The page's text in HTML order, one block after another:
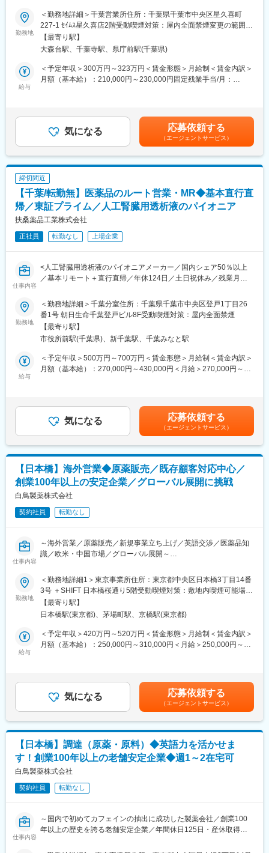
製造の主要工場として、治験薬製造から商業生産まで、医薬品に
関する様々な業務を受託しています。
幅広い剤形の医薬品製造が可能な設備・技術・ノウハウを有し、
アステナグループ各社のバリューチェーンを活かすことで、開発
変更の範囲：会社の定める業務
■職務内容：
担当エリアのお客様（個人宅や企業）へ訪問し、配置薬（お薬
箱）や健康食品の提案をお任せします。
※既に、取引のあるお客様先を訪問するスタイルです。
＜仕事の流れ＞
たり20～30分程度）
・健康相談、新商品・サービスのご提案 など
※一部、新たに配置薬を置いていただくお客様への訪問がありま
す。
└配置薬は無料でおけるので、お客様も抵抗なく置いてくれる製
を身につけます。
・入社2週間～1カ月 ： 先輩社員に同行し、仕事の流れを学びま
キルを習得します。
・入社1カ月以降 ： 慣れてきたら独り立ち。既存のお客様をメイ
ンに訪問します。
◎困ったら先輩社員に相談しやすい雰囲気です。
＜専門資格を取得できる＞
・入社後は、医薬品販売の専門知識を身につけるために、登録販
・資格取得後は、資格手当として給与にも反映されます。
・残業20h以内
・スケジュールに合わせて直行直帰可
・転居を伴う転勤はありません
■やりがい：
・最近、健康のことで困っていることがないかなど、親身にお話
を聞くことで、お客様と信頼関係を築き、お客様の健康管理に貢
献することができます。
・「この薬すごく効き目があって良かったよ。」「こないだのリ
ンゴ酢美味しかった。ちょうどまた買おうと思ってたの。来てく
変更の範囲：会社の定める業務
勤務地
＜勤務地詳細＞千葉営業所住所：千葉県千葉市中央区星久喜町
227-1 ｾｲﾑｽ星久喜店2階受動喫煙対策：屋内全面禁煙変更の範囲：
会社の定める事業所
【最寄り駅】
大森台駅、千葉寺駅、県庁前駅(千葉県)
給与
＜予定年収＞300万円～323万円＜賃金形態＞月給制＜賃金内訳＞
月額（基本給）：210,000円～230,000円固定残業手当/月：
年収は当社規定に基づき、年齢や経験に応じて決定します。・昇
給：年1回（4月）＜モデル給与＞※入社3年目平均基本給＋各種手
当＋業績連動給→総支給月額344,141円※業績連動給：月の予算達
成や売り上げに対して支払われます。賃金はあくまでも目安の金
額であり、選考を通じて上下する可能性があります。月給(月額)は
固定手当を含めた表記です。
気になる 応募依頼する
（エージェントサービス）
締切間近
【千葉/転勤無】医薬品のルート営業・MR◆基本直行直
帰／東証プライム／人工腎臓用透析液のパイオニア
扶桑薬品工業株式会社
正社員 転勤なし 上場企業
仕事内容
<人工腎臓用透析液のパイオニアメーカー／国内シェア50％以上
／基本リモート＋直行直帰／年休124日／土日祝休み／残業月平
■職務内容：
人工腎臓用透析液などを中心とした、医薬品メーカーである当社
での営業職をお任せします。総合病院の腎臓内科、泌尿器系内科
や個人病院、血液透析室、ICU等を対象に医薬品情報を提供し、
導入を勧めます。医師や臨床工学技士・看護師と信頼を築きなが
ら、製品の特徴をアピールしていただきます。
す。
※担当エリア：千葉県
後は拠点にて、先輩上司とのOJTや営業同行を行い営業手法を身
に付けます。本配属後も週1回程度、配属拠点に出社し会議にて情
報共有・ノウハウ共有をしていただきます。
■キャリアパス：
個人目標＋チーム目標、自己評価＋上長の評価（S～Cランク）で
評価する制度を導入しました。ゆくゆくは主任、係長、課長代理
とキャリアを描くことができ、マネジメント業務にも携われま
す。またキャリア支援として、社内研修や外部セミナー、学会参
加も可能です。
■当社の魅力：
◎日本で先駆けて透析液の開発業務に着手。現在は人工腎臓用透
析液のパイオニアとして不動の地位を確立しており、50％以上の
シェアを獲得しています。
ーズに合わせた進化を続けています。
◎前立腺疾患治療剤「セルニルトン」など泌尿器科系の医薬品の
当社は国内でいち早く「人工腎臓灌流原液」の販売を開始しまし
た。現在、透析療法は驚異的な発展普及を遂げ、需要も高まって
います。
また当社は、研究開発センターを中心に国内外の大学や研究機関
との強力な連携によりバイオ技術をも駆使した新しい医療ニーズ
に対応した、より良い製品の創出に努めています。
勤務地
＜勤務地詳細＞千葉分室住所：千葉県千葉市中央区登戸1丁目26
番1号 朝日生命千葉登戸ビル8F受動喫煙対策：屋内全面禁煙
【最寄り駅】
市役所前駅(千葉県)、新千葉駅、千葉みなと駅
給与
＜予定年収＞500万円～700万円＜賃金形態＞月給制＜賃金内訳＞
月額（基本給）：270,000円～430,000円＜月給＞270,000円～
残業代は時間に応じて別途支給賃金はあくまでも目安の金額であ
り、選考を通じて上下する可能性があります。月給(月額)は固定手
当を含めた表記です。
気になる 応募依頼する
（エージェントサービス）
【日本橋】海外営業◆原薬販売／既存顧客対応中心／
創業100年以上の安定企業／グローバル展開に挑戦
白鳥製薬株式会社
契約社員 転勤なし
仕事内容
～海外営業／原薬販売／新規事業立ち上げ／英語交渉／医薬品知
識／欧米・中国市場／グローバル展開～
ジネスを推進するポジションです。医薬品業界の知識を活かし、
英語での交渉力を発揮しながら、海外顧客との信頼関係を築き、
事業成長を担います。
■業務概要
当社の医薬品原薬（API）に関する海外営業業務を担当いただきま
す。
新規開拓営業は行わず、既存顧客の安定運用を主業務となりま
す。（将来新規対応あり）
業務習得後は、小規模な新規案件や案件推進業務にも段階的に関
■職務詳細：
・既存海外顧客への対応および関係構築
・受注、納期に関する顧客との事前調整
・顧客要望の整理と社内展開
・社内関係部門（製造、品質等）との連携および情報共有
・英文メールによるコミュニケーション
■業務の魅力
海外市場での事業拡大に直接関わり、グローバルな視点で営業力
勤務地
＜勤務地詳細1＞東京事業所住所：東京都中央区日本橋3丁目14番
3号 ＋SHIFT 日本橋桜通り5階受動喫煙対策：敷地内喫煙可能場所
あり＜勤務地詳細2＞WBG本社住所：千葉市美浜区中瀬２－6－1
WBGマリブイースト28F 勤務地最寄駅：京葉線／海浜幕張駅受動
業所（リモートワーク含む）
【最寄り駅】
日本橋駅(東京都)、茅場町駅、京橋駅(東京都)
給与
＜予定年収＞420万円～520万円＜賃金形態＞月給制＜賃金内訳＞
月額（基本給）：250,000円～310,000円＜月給＞250,000円～
上下する可能性があります。月給(月額)は固定手当を含めた表記で
す。
気になる 応募依頼する
（エージェントサービス）
【日本橋】調達（原薬・原料）◆英語力を活かせま
す！創業100年以上の老舗安定企業◆週1～2在宅可
白鳥製薬株式会社
契約社員 転勤なし
仕事内容
～国内で初めてカフェインの抽出に成功した製薬会社／創業100
年以上の歴史を誇る老舗安定企業／年間休日125日・産休取得率